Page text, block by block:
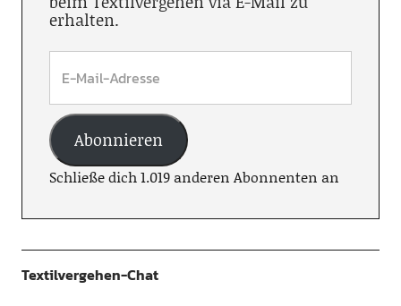
erhalten.
Abonnieren
Schließe dich 1.019 anderen Abonnenten an
Textilvergehen-Chat